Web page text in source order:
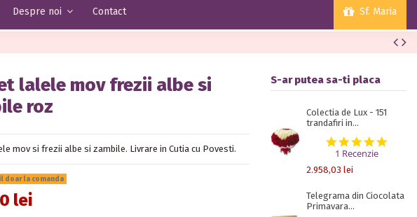
Despre noi Contact Sf. Maria
lalele mov frezii albe si
roz
mov si frezii albe si zambile. Livrare in Cutia cu Povesti.
doar la comanda
lei
S-ar putea sa-ti placa
Colectia de Lux - 151
trandafiri in...
5.0
1 Recenzie
2.958,03 lei
Telegrama din Ciocolata
Primavara...